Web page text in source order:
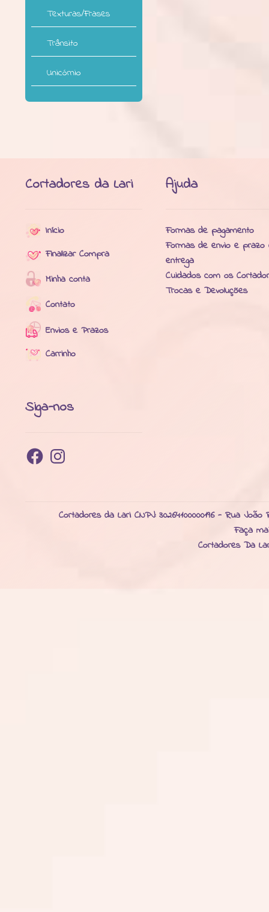
Texturas/Frases
Trânsito
Unicórnio
Cortadores da Lari
Início
Finalizar Compra
Minha conta
Contato
Envios e Prazos
Carrinho
Siga-nos
FacebookInstagram
Ajuda
Formas de pagamento
Formas de envio e prazo
entrega
Cuidados com os
Trocas e Devoluções
Cortadores da Lari CNPJ: 30264100000196 - Rua
Faça
Cortadores Da